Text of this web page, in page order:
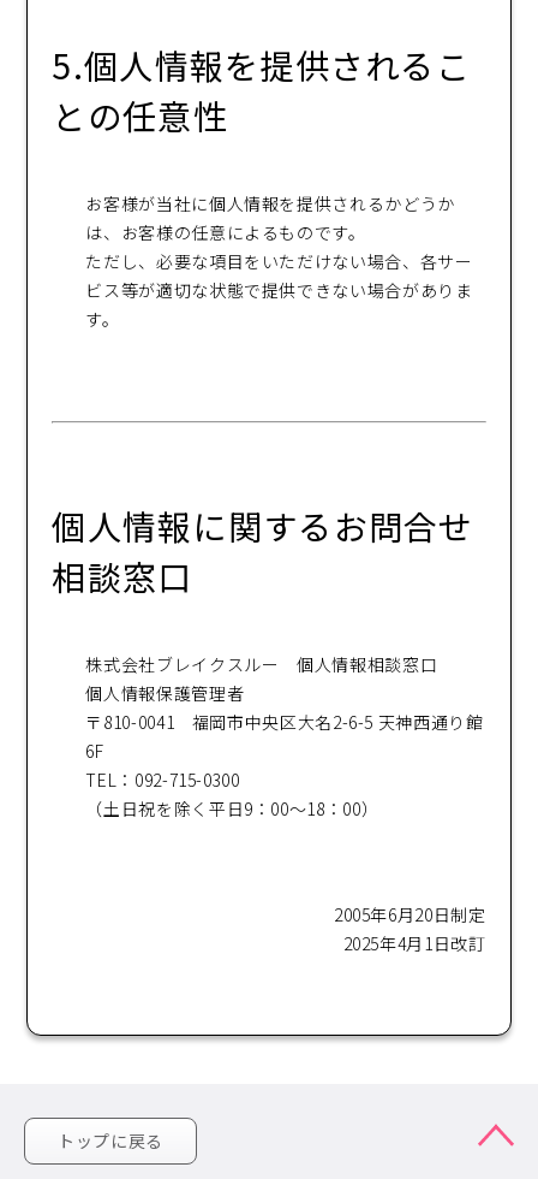
5.個人情報を提供されるこ
との任意性
お客様が当社に個人情報を提供されるかどうか
は、お客様の任意によるものです。
ただし、必要な項目をいただけない場合、各サー
ビス等が適切な状態で提供できない場合がありま
す。
個人情報に関するお問合せ
相談窓口
株式会社ブレイクスルー 個人情報相談窓口
個人情報保護管理者
〒810-0041 福岡市中央区大名2-6-5 天神西通り館
6F
TEL：092-715-0300
（土日祝を除く平日9：00～18：00）
2005年6月20日制定
2025年4月1日改訂
トップに戻る